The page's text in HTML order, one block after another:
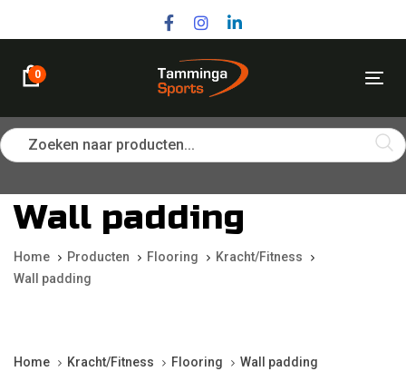
navigation
content
0
Zoeken naar producten...
Wall padding
Home Producten Flooring
Kracht/Fitness
Wall padding
Home Kracht/Fitness Flooring Wall padding